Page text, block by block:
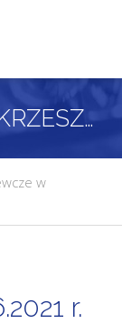
IV TARGI GRZEWCZE W KRZESZOWICACH – 12.06.2021 R.
w
r.